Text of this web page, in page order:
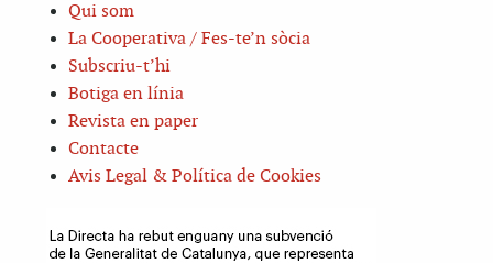
Qui som
La Cooperativa / Fes-te’n sòcia
Subscriu-t’hi
Botiga en línia
Revista en paper
Contacte
Avis Legal & Política de Cookies